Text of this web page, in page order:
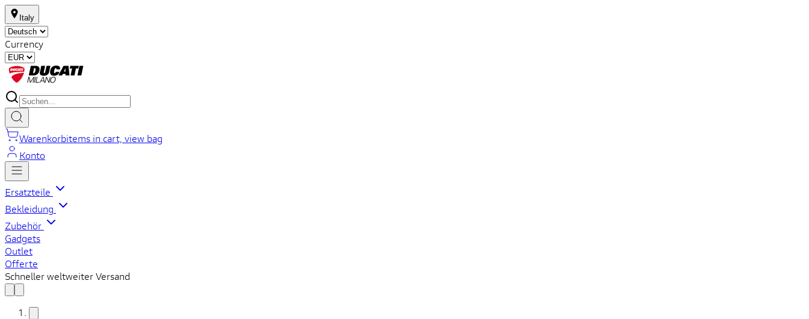
Italy
Currency
Warenkorbitems in cart, view bag
Konto
Ersatzteile
Bekleidung
Zubehör
Gadgets
Outlet
Offerte
Schneller weltweiter Versand